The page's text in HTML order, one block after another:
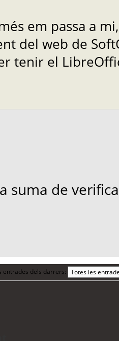
em passa a
del web de
tenir el
suma de
entrades dels darrers: